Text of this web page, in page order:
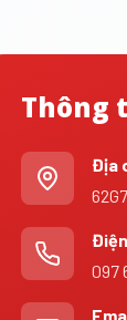
Thông
Địa
097